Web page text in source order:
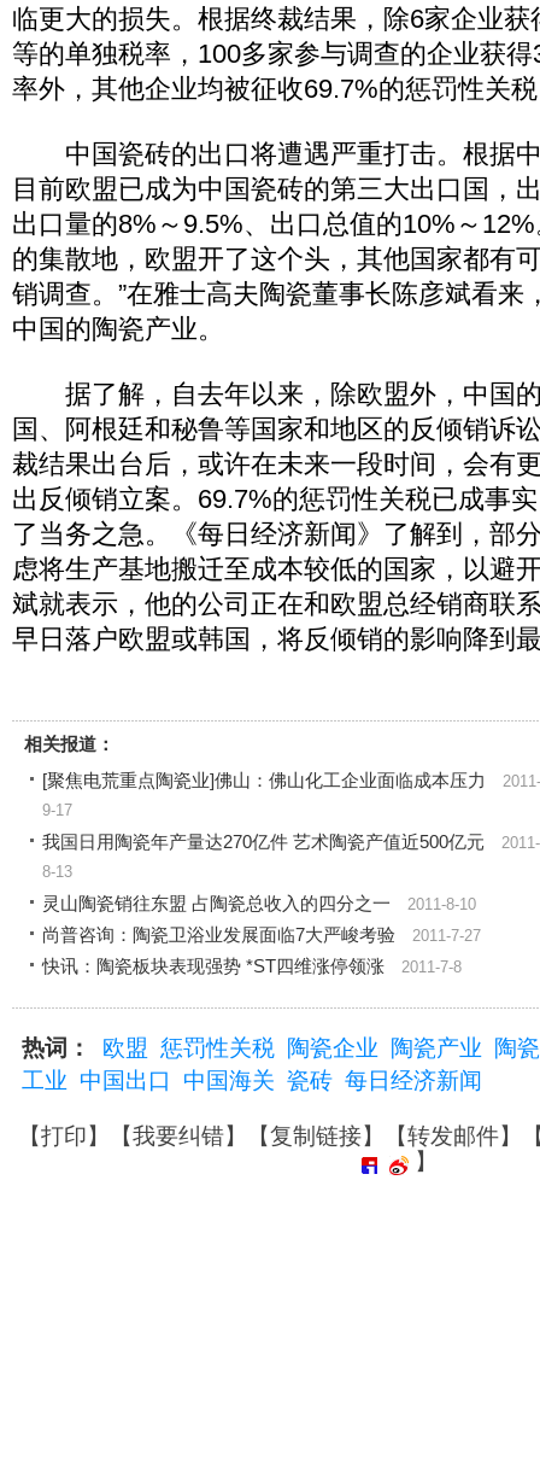
临更大的损失。根据终裁结果，除6家企业
等的单独税率，100多家参与调查的企业获
率外，其他企业均被征收69.7%的惩罚性关
中国瓷砖的出口将遭遇严重打击。根据
目前欧盟已成为中国瓷砖的第三大出口国，
出口量的8%～9.5%、出口总值的10%～
的集散地，欧盟开了这个头，其他国家都有
销调查。”在雅士高夫陶瓷董事长陈彦斌看来
中国的陶瓷产业。
据了解，自去年以来，除欧盟外，中国
国、阿根廷和秘鲁等国家和地区的反倾销诉
裁结果出台后，或许在未来一段时间，会有
出反倾销立案。69.7%的惩罚性关税已成事
了当务之急。《每日经济新闻》了解到，部
虑将生产基地搬迁至成本较低的国家，以避
斌就表示，他的公司正在和欧盟总经销商联
早日落户欧盟或韩国，将反倾销的影响降到
相关报道：
[聚焦电荒重点陶瓷业]佛山：佛山化工企业面临成本压力
2011-
9-17
我国日用陶瓷年产量达270亿件 艺术陶瓷产值近500亿元
2011-
8-13
灵山陶瓷销往东盟 占陶瓷总收入的四分之一
2011-8-10
尚普咨询：陶瓷卫浴业发展面临7大严峻考验 2011-7-27
快讯：陶瓷板块表现强势 *ST四维涨停领涨 2011-7-8
热词： 欧盟 惩罚性关税 陶瓷企业 陶瓷产业
陶
工业 中国出口 中国海关 瓷砖 每日经济新闻
【打印】【我要纠错】【复制链接】【转发邮件】
】